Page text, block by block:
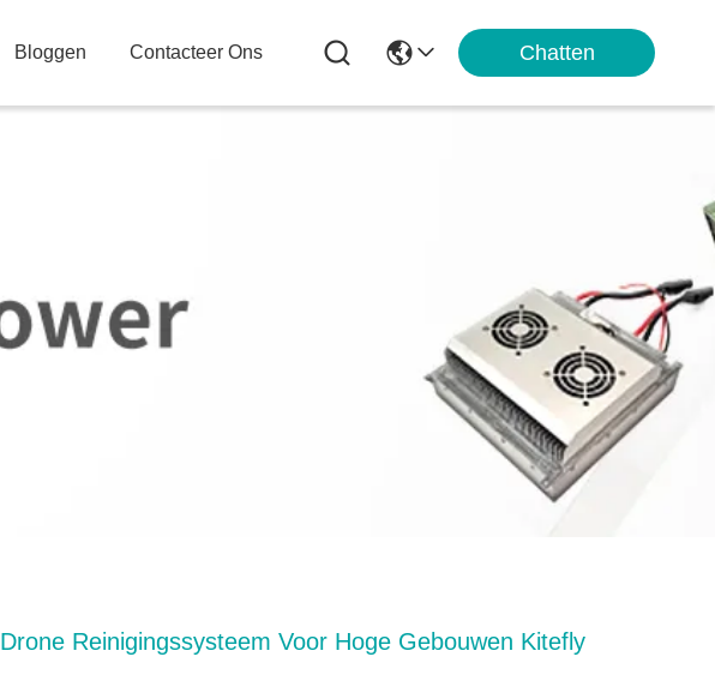
Bloggen Contacteer Ons Chatten
Drone Reinigingssysteem Voor Hoge Gebouwen Kitefly